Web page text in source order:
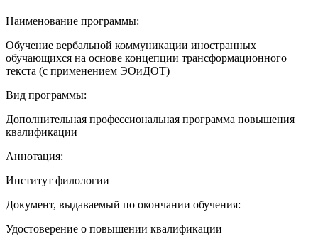
Наименование программы:
Обучение вербальной коммуникации иностранных
обучающихся на основе концепции трансформационного
текста (с применением ЭОиДОТ)
Вид программы:
Дополнительная профессиональная программа повышения
квалификации
Аннотация:
Институт филологии
Документ, выдаваемый по окончании обучения:
Удостоверение о повышении квалификации